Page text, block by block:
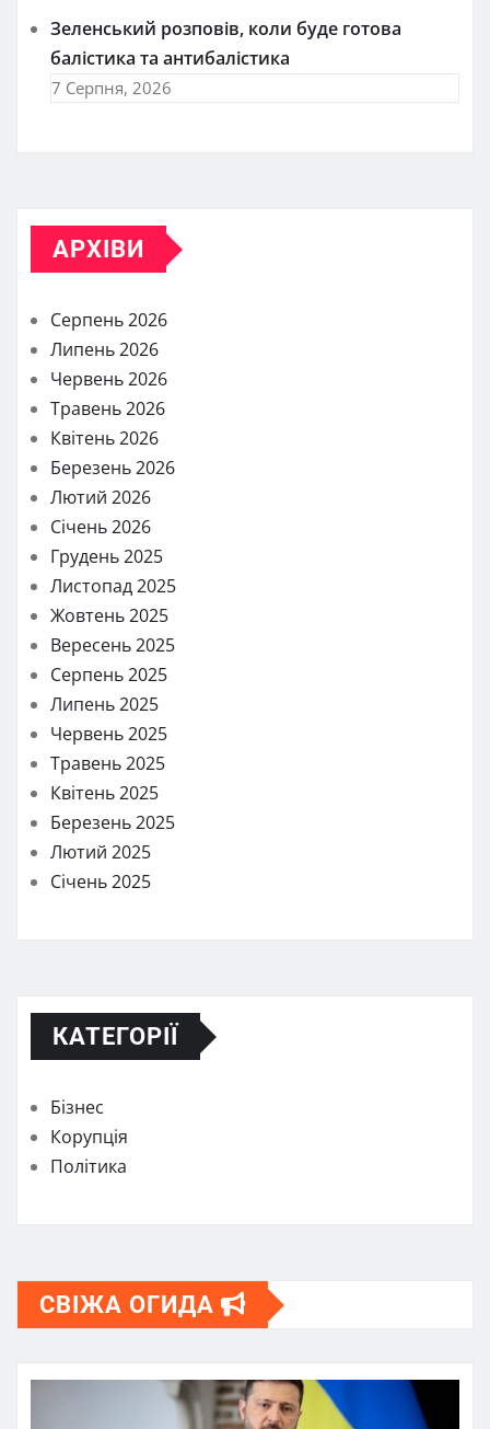
Зеленський розповів, коли буде готова
балістика та антибалістика
7 Серпня, 2026
АРХІВИ
Серпень 2026
Липень 2026
Червень 2026
Травень 2026
Квітень 2026
Березень 2026
Лютий 2026
Січень 2026
Грудень 2025
Листопад 2025
Жовтень 2025
Вересень 2025
Серпень 2025
Липень 2025
Червень 2025
Травень 2025
Квітень 2025
Березень 2025
Лютий 2025
Січень 2025
КАТЕГОРІЇ
Бізнес
Корупція
Політика
СВІЖА ОГИДА